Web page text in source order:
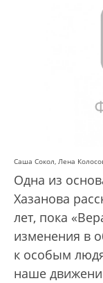
Саша Сокол, Лена
Одна из
Хазанова
лет, пока
изменения в
к особым
наше